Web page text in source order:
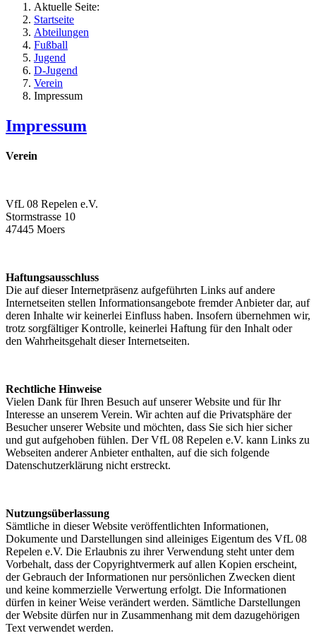
Aktuelle Seite:
Startseite
Abteilungen
Fußball
Jugend
D-Jugend
Verein
Impressum
Impressum
Verein
VfL 08 Repelen e.V.
Stormstrasse 10
47445 Moers
Haftungsausschluss
Die auf dieser Internetpräsenz aufgeführten Links auf andere
Internetseiten stellen Informationsangebote fremder Anbieter dar, auf
deren Inhalte wir keinerlei Einfluss haben. Insofern übernehmen wir,
trotz sorgfältiger Kontrolle, keinerlei Haftung für den Inhalt oder
den Wahrheitsgehalt dieser Internetseiten.
Rechtliche Hinweise
Vielen Dank für Ihren Besuch auf unserer Website und für Ihr
Interesse an unserem Verein. Wir achten auf die Privatsphäre der
Besucher unserer Website und möchten, dass Sie sich hier sicher
und gut aufgehoben fühlen. Der VfL 08 Repelen e.V. kann Links zu
Webseiten anderer Anbieter enthalten, auf die sich folgende
Datenschutzerklärung nicht erstreckt.
Nutzungsüberlassung
Sämtliche in dieser Website veröffentlichten Informationen,
Dokumente und Darstellungen sind alleiniges Eigentum des VfL 08
Repelen e.V. Die Erlaubnis zu ihrer Verwendung steht unter dem
Vorbehalt, dass der Copyrightvermerk auf allen Kopien erscheint,
der Gebrauch der Informationen nur persönlichen Zwecken dient
und keine kommerzielle Verwertung erfolgt. Die Informationen
dürfen in keiner Weise verändert werden. Sämtliche Darstellungen
der Website dürfen nur in Zusammenhang mit dem dazugehörigen
Text verwendet werden.